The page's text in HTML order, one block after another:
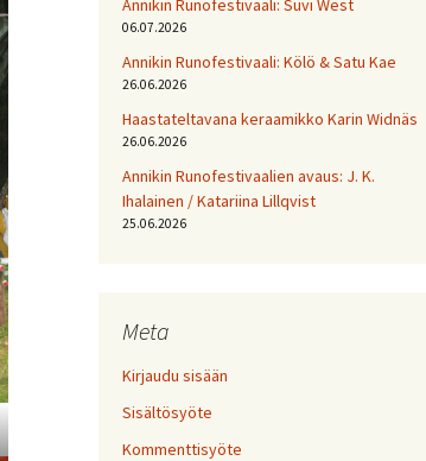
Annikin Runofestivaali: Suvi West
06.07.2026
Annikin Runofestivaali: Kölö & Satu Kae
26.06.2026
Haastateltavana keraamikko Karin Widnäs
26.06.2026
Annikin Runofestivaalien avaus: J. K.
Ihalainen / Katariina Lillqvist
25.06.2026
Meta
Kirjaudu sisään
Sisältösyöte
Kommenttisyöte